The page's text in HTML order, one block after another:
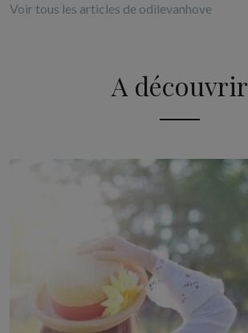
Voir tous les articles de odilevanhove
A découvrir